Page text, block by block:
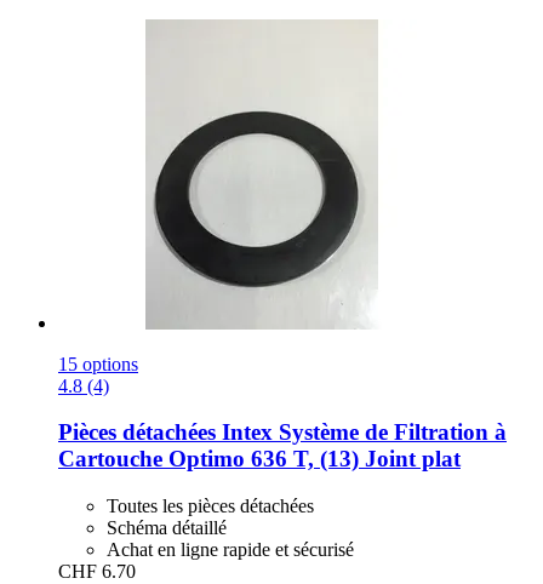
15 options
4.8 (4)
Pièces détachées Intex Système de Filtration à
Cartouche Optimo 636 T, (13) Joint plat
Toutes les pièces détachées
Schéma détaillé
Achat en ligne rapide et sécurisé
CHF 6.70